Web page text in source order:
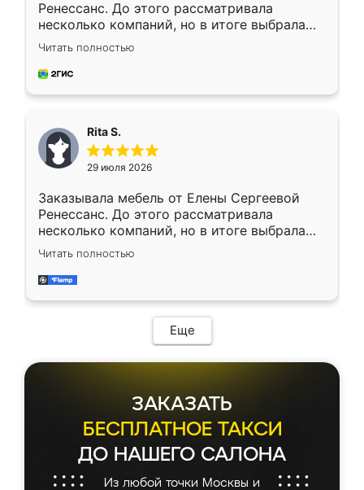
Ренессанс. До этого рассматривала
несколько компаний, но в итоге выбрала
эту. Сначала обговорили условия, потом
приехал замерщик, всё спокойно объяснил
и снял размеры. Изготовили в срок, с
каких-либо доработок. Качеством осталась
довольна, все выглядит так, как и ожидала.
Читать полностью
Rita S.
29 июля 2026
Заказывала мебель от Елены Сергеевой
Ренессанс. До этого рассматривала
несколько компаний, но в итоге выбрала
эту. Сначала обговорили условия, потом
приехал замерщик, всё спокойно объяснил
и снял размеры. Изготовили в срок, с
мебель сразу встала на свое место без
каких-либо доработок. Качеством осталась
довольна, все выглядит так, как и ожидала.
Читать полностью
Еще
ЗАКАЗАТЬ
БЕСПЛАТНОЕ ТАКСИ
ДО НАШЕГО САЛОНА
Из любой точки Москвы и